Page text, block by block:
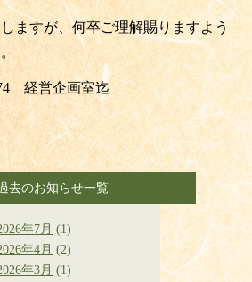
ますが、何卒ご理解賜りますよう
経営企画室迄
去のお知らせ一覧
年7月 (1)
年4月 (2)
年3月 (1)